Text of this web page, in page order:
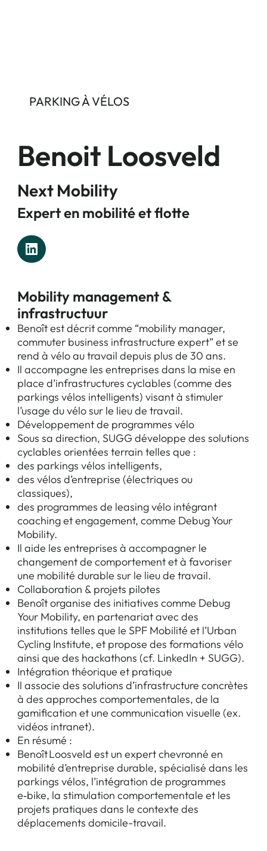
PARKING À VÉLOS
Benoit Loosveld
Next Mobility
Expert en mobilité et flotte
Mobility management &
infrastructuur
Benoît est décrit comme “mobility manager,
commuter business infrastructure expert” et se
rend à vélo au travail depuis plus de 30 ans.
Il accompagne les entreprises dans la mise en
place d’infrastructures cyclables (comme des
parkings vélos intelligents) visant à stimuler
l’usage du vélo sur le lieu de travail.
Développement de programmes vélo
Sous sa direction, SUGG développe des solutions
cyclables orientées terrain telles que :
des parkings vélos intelligents,
des vélos d’entreprise (électriques ou
classiques),
des programmes de leasing vélo intégrant
coaching et engagement, comme Debug Your
Mobility.
Il aide les entreprises à accompagner le
changement de comportement et à favoriser
une mobilité durable sur le lieu de travail.
Collaboration & projets pilotes
Benoît organise des initiatives comme Debug
Your Mobility, en partenariat avec des
institutions telles que le SPF Mobilité et l’Urban
Cycling Institute, et propose des formations vélo
ainsi que des hackathons (cf. LinkedIn + SUGG).
Intégration théorique et pratique
Il associe des solutions d’infrastructure concrètes
à des approches comportementales, de la
gamification et une communication visuelle (ex.
vidéos intranet).
En résumé :
Benoît Loosveld est un expert chevronné en
mobilité d’entreprise durable, spécialisé dans les
parkings vélos, l’intégration de programmes
e‑bike, la stimulation comportementale et les
projets pratiques dans le contexte des
déplacements domicile-travail.